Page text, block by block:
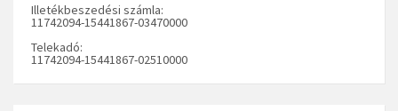
Illetékbeszedési számla:
11742094-15441867-03470000
Telekadó:
11742094-15441867-02510000